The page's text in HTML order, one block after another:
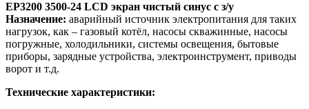
EP3200 3500-24 LCD экран чистый синус с з/у
Назначение: аварийный источник электропитания для таких
нагрузок, как – газовый котёл, насосы скважинные, насосы
погружные, холодильники, системы освещения, бытовые
приборы, зарядные устройства, электроинструмент, приводы
ворот и т.д.
Технические характеристики: